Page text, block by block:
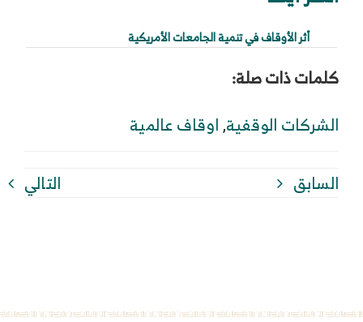
أثر الأوقاف في تنمية الجامعات الأمريكية
كلمات ذات صلة:
الشركات الوقفية,اوقاف عالمية
السابق التالي